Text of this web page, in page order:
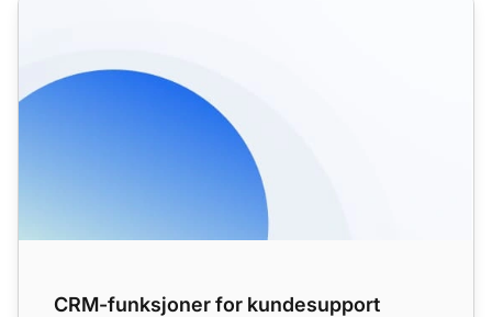
CRM-funksjoner for kundesupport